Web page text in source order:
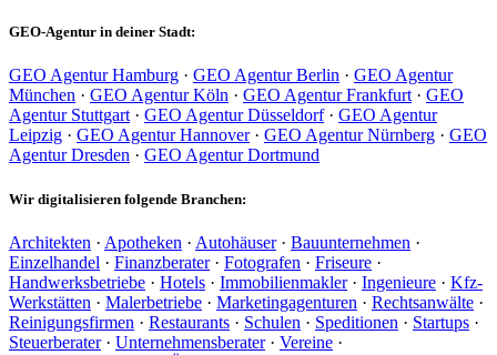
GEO-Agentur in deiner Stadt:
GEO Agentur Hamburg · GEO Agentur Berlin · GEO Agentur
München · GEO Agentur Köln · GEO Agentur Frankfurt· GEO
Agentur Stuttgart· GEO Agentur Düsseldorf· GEO Agentur
Leipzig · GEO Agentur Hannover· GEO Agentur Nürnberg · GEO
Agentur Dresden · GEO Agentur Dortmund
Wir digitalisieren folgende Branchen:
Architekten · Apotheken · Autohäuser· Bauunternehmen ·
Einzelhandel · Finanzberater· Fotografen · Friseure ·
Handwerksbetriebe · Hotels · Immobilienmakler· Ingenieure · Kfz-
Werkstätten · Malerbetriebe · Marketingagenturen · Rechtsanwälte ·
Reinigungsfirmen · Restaurants · Schulen · Speditionen · Startups ·
Steuerberater· Unternehmensberater· Vereine ·